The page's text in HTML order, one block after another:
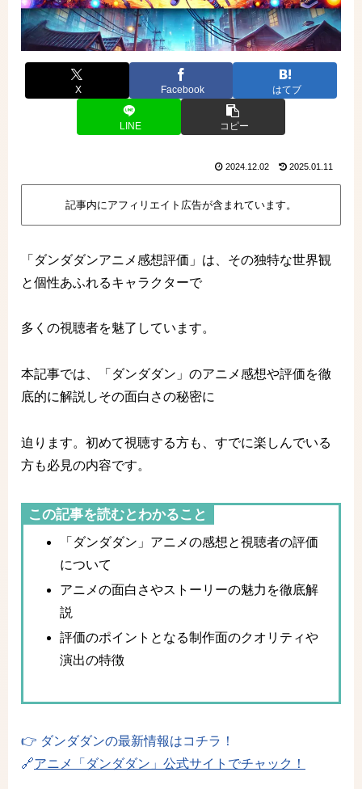
X Facebook はてブ
LINE コピー
2024.12.02 2025.01.11
記事内にアフィリエイト広告が含まれています。
「ダンダダンアニメ感想評価」は、その独特な世界観
と個性あふれるキャラクターで
多くの視聴者を魅了しています。
本記事では、「ダンダダン」のアニメ感想や評価を徹
底的に解説しその面白さの秘密に
迫ります。初めて視聴する方も、すでに楽しんでいる
方も必見の内容です。
この記事を読むとわかること
「ダンダダン」アニメの感想と視聴者の評価
について
アニメの面白さやストーリーの魅力を徹底解
説
評価のポイントとなる制作面のクオリティや
演出の特徴
👉 ダンダダンの最新情報はコチラ！
🔗アニメ「ダンダダン」公式サイトでチャック！